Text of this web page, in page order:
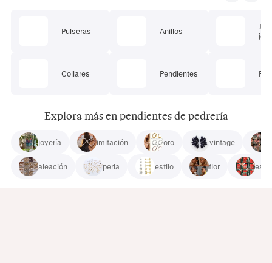
Pulseras
Collares
Anillos
Pendientes
Explora más en pendientes de pedrería
joyería imitación oro vintage
aleación perla estilo flor